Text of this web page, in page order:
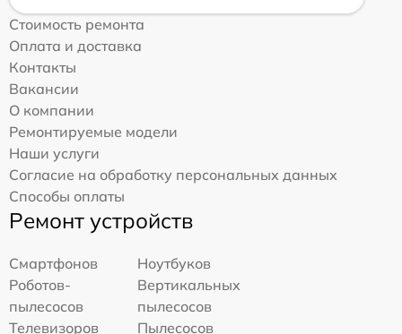
Стоимость ремонта
Оплата и доставка
Контакты
Вакансии
О компании
Ремонтируемые модели
Наши услуги
Согласие на обработку персональных данных
Способы оплаты
Ремонт устройств
Смартфонов
Ноутбуков
Роботов-
пылесосов
Вертикальных
пылесосов
Телевизоров
Пылесосов